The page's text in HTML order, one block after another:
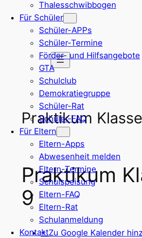
Inhalt
springen
Thalesschwibbogen
Für Schüler
Schüler-APPs
Schüler-Termine
Förder- und Hilfsangebote
GTA
Schulclub
Demokratiegruppe
Schüler-Rat
Schüler-FAQ
Für Eltern
Eltern-Apps
Abwesenheit melden
Eltern-Termine
Schulspeisung
Eltern-FAQ
Eltern-Rat
Schulanmeldung
Kontakt
Praktikum
Praktikum
9
+ Zu Google Kalender